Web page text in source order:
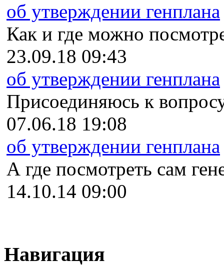
об утверждении генплана
Как и где можно
23.09.18 09:43
об утверждении генплана
Присоединяюсь к
07.06.18 19:08
об утверждении генплана
А где посмотреть сам
14.10.14 09:00
Навигация